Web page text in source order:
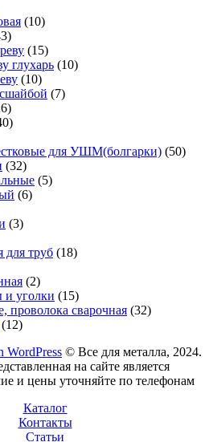
1010
43
товара
1515
товаров
глухарь 1010
1010
товаров
77
26
товаров
40
для УШМ(болгарки) 5050
3232
товара
55
66
33
для труб 1818
22
товара
уголки 1515
товаров
проволока сварочная 3232
1212
WordPress © Все для металла, 2024.
на сайте является
и цены уточняйте по телефонам
Каталог
Контакты
Статьи